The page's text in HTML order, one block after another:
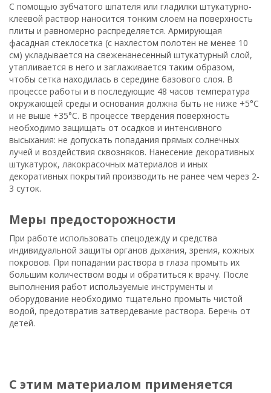
С помощью зубчатого шпателя или гладилки штукатурно-
клеевой раствор наносится тонким слоем на поверхность
плиты и равномерно распределяется. Армирующая
фасадная стеклосетка (с нахлестом полотен не менее 10
см) укладывается на свеженанесенный штукатурный слой,
утапливается в него и заглаживается таким образом,
чтобы сетка находилась в середине базового слоя. В
процессе работы и в последующие 48 часов температура
окружающей среды и основания должна быть не ниже +5°С
и не выше +35°С. В процессе твердения поверхность
необходимо защищать от осадков и интенсивного
высыхания: не допускать попадания прямых солнечных
лучей и воздействия сквозняков. Нанесение декоративных
штукатурок, лакокрасочных материалов и иных
декоративных покрытий производить не ранее чем через 2-
3 суток.
меры предосторожности
При работе использовать спецодежду и средства
индивидуальной защиты органов дыхания, зрения, кожных
покровов. При попадании раствора в глаза промыть их
большим количеством воды и обратиться к врачу. После
выполнения работ используемые инструменты и
оборудование необходимо тщательно промыть чистой
водой, предотвратив затвердевание раствора. Беречь от
детей.
С этим материалом применяется